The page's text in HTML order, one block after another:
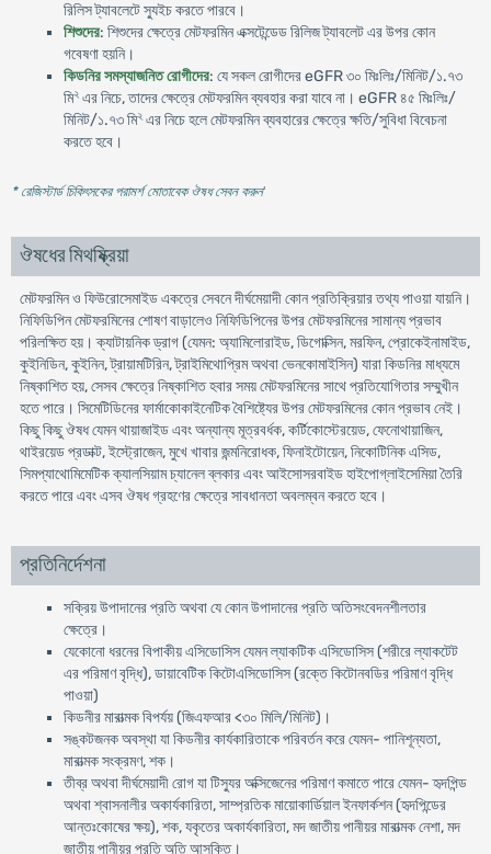
রিলিস ট্যাবলেটে স্যুইচ করতে পারবে।
শিশুদের: শিশুদের ক্ষেত্রে মেটফরমিন এক্সটেন্ডেড রিলিজ ট্যাবলেট এর উপর কোন
গবেষণা হয়নি।
কিডনির সমস্যাজনিত রোগীদের: যে সকল রোগীদের eGFR ৩০ মিঃলিঃ/মিনিট/১.৭৩
মি২এর নিচে, তাদের ক্ষেত্রে মেটফরমিন ব্যবহার করা যাবে না। eGFR ৪৫ মিঃলিঃ/
মিনিট/১.৭৩ মি২এর নিচে হলে মেটফরমিন ব্যবহারের ক্ষেত্রে ক্ষতি/সুবিধা বিবেচনা
করতে হবে।
* রেজিস্টার্ড চিকিৎসকের পরামর্শ মোতাবেক ঔষধ সেবন করুন'
ঔষধের মিথষ্ক্রিয়া
মেটফরমিন ও ফিউরোসেমাইড একত্রে সেবনে দীর্ঘমেয়াদী কোন প্রতিক্রিয়ার তথ্য পাওয়া যায়নি।
নিফিডিপিন মেটফরমিনের শোষণ বাড়ালেও নিফিডিপিনের উপর মেটফরমিনের সামান্য প্রভাব
পরিলক্ষিত হয়। ক্যাটায়নিক ড্রাগ (যেমন: অ্যামিলোরাইড, ডিগোক্সিন, মরফিন, প্রোকেইনামাইড,
কুইনিডিন, কুইনিন, ট্রায়ামটিরিন, ট্রাইমিথোপ্রিম অথবা ভেনকোমাইসিন) যারা কিডনির মাধ্যমে
নিষ্কাশিত হয়, সেসব ক্ষেত্রে নিষ্কাশিত হবার সময় মেটফরমিনের সাথে প্রতিযোগিতার সম্মুখীন
হতে পারে। সিমেটিডিনের ফার্মাকোকাইনেটিক বৈশিষ্ট্যের উপর মেটফরমিনের কোন প্রভাব নেই।
কিছু কিছু ঔষধ যেমন থায়াজাইড এবং অন্যান্য মূত্রবর্ধক, কর্টিকোস্টেরয়েড, ফেনোথায়াজিন,
থাইরয়েড প্রডাক্ট, ইস্ট্রোজেন, মুখে খাবার জন্মনিরোধক, ফিনাইটোয়েন, নিকোটিনিক এসিড,
সিমপ্যাথোমিমেটিক ক্যালসিয়াম চ্যানেল ব্লকার এবং আইসোসরবাইড হাইপোগ্লাইসেমিয়া তৈরি
করতে পারে এবং এসব ঔষধ গ্রহণের ক্ষেত্রে সাবধানতা অবলম্বন করতে হবে।
প্রতিনির্দেশনা
সক্রিয় উপাদানের প্রতি অথবা যে কোন উপাদানের প্রতি অতিসংবেদনশীলতার
ক্ষেত্রে।
যেকোনো ধরনের বিপাকীয় এসিডোসিস যেমন ল্যাকটিক এসিডোসিস (শরীরে ল্যাকটেট
এর পরিমাণ বৃদ্ধি), ডায়াবেটিক কিটোএসিডোসিস (রক্তে কিটোনবডির পরিমাণ বৃদ্ধি
পাওয়া)
কিডনীর মারাত্মক বিপর্যয় (জিএফআর <৩০ মিলি/মিনিট)।
সঙ্কটজনক অবস্থা যা কিডনীর কার্যকারিতাকে পরিবর্তন করে যেমন- পানিশূন্যতা,
মারাত্মক সংক্রমণ, শক।
তীব্র অথবা দীর্ঘমেয়াদী রোগ যা টিস্যুর অক্সিজেনের পরিমাণ কমাতে পারে যেমন- হৃদপিন্ড
অথবা শ্বাসনালীর অকার্যকারিতা, সাম্প্রতিক মায়োকার্ডিয়াল ইনফার্কশন (হৃদপিন্ডের
আন্তঃকোষের ক্ষয়), শক, যকৃতের অকার্যকারিতা, মদ জাতীয় পানীয়র মারাত্মক নেশা, মদ
জাতীয় পানীয়র প্রতি অতি আসক্তি।